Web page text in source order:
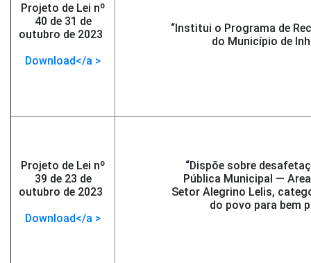
Projeto de Lei nº
40 de 31 de
outubro de 2023
Download</a >
“Institui o Programa de
do Município de
Projeto de Lei nº
39 de 23 de
outubro de 2023
Download</a >
“Dispõe sobre
Pública Municipal —
Setor Alegrino Lelis,
do povo para bem